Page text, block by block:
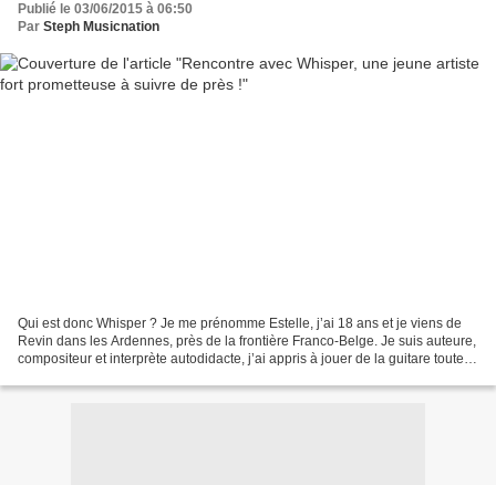
Publié le 03/06/2015 à 06:50
Par Steph Musicnation
Qui est donc Whisper ? Je me prénomme Estelle, j’ai 18 ans et je viens de
Revin dans les Ardennes, près de la frontière Franco-Belge. Je suis auteure,
compositeur et interprète autodidacte, j’ai appris à jouer de la guitare toute